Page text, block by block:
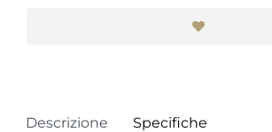
Descrizione Specifiche